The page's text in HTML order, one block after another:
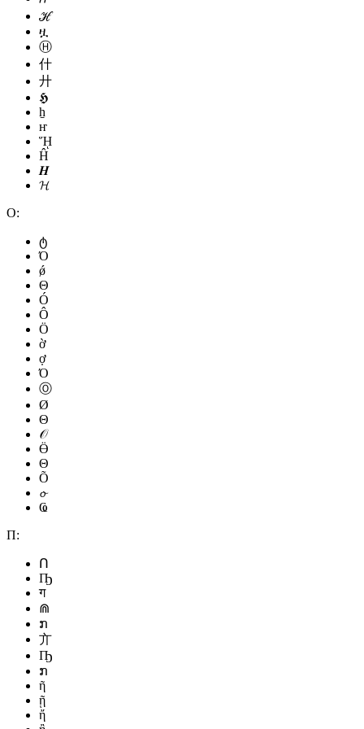
ℋ
ዟ
Ⓗ
什
廾
𝕳
ẖ
ҥ
ᾝ
Ĥ
𝑯
𝓗
О:
ტ
Ό
ǿ
Θ
Ó
Ô
Ö
ờ
ợ
Ό
Ⓞ
Ø
Θ
𝒪
Ӫ
Θ
Õ
𝓸
Ҩ
П:
Ո
Ҧ
ग
⋒
ກ
亣
Ҧ
ກ
ῆ
ῇ
ἤ